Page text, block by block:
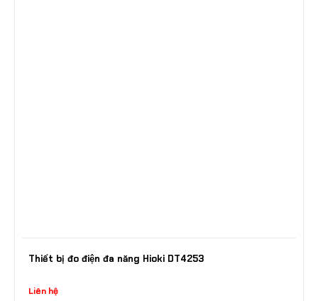
Thiết bị đo điện đa năng Hioki DT4253
Liên hệ